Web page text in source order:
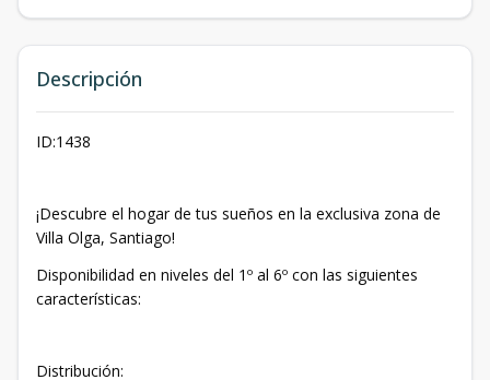
Descripción
ID:1438
¡Descubre el hogar de tus sueños en la exclusiva zona de
Villa Olga, Santiago!
Disponibilidad en niveles del 1º al 6º con las siguientes
características:
Distribución: